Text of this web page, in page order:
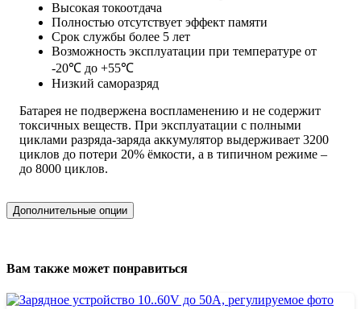
Высокая токоотдача
Полностью отсутствует эффект памяти
Срок службы более 5 лет
Возможность эксплуатации при температуре от
-20℃ до +55℃
Низкий саморазряд
Батарея не подвержена воспламенению и не содержит
токсичных веществ. При эксплуатации с полными
циклами разряда-заряда аккумулятор выдерживает 3200
циклов до потери 20% ёмкости, а в типичном режиме –
до 8000 циклов.
Дополнительные опции
Вам также может понравиться